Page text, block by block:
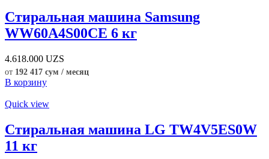
Стиральная машина Samsung
WW60A4S00CE 6 кг
4.618.000 UZS
от 192 417 сум / месяц
В корзину
Quick view
Стиральная машина LG TW4V5ES0W
11 кг